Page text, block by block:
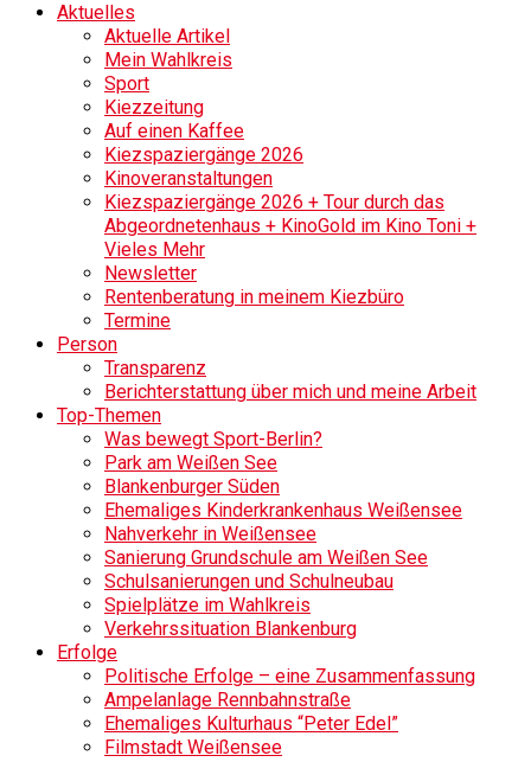
Aktuelles
Aktuelle Artikel
Mein Wahlkreis
Sport
Kiezzeitung
Auf einen Kaffee
Kiezspaziergänge 2026
Kinoveranstaltungen
Kiezspaziergänge 2026 + Tour durch das
Abgeordnetenhaus + KinoGold im Kino Toni +
Vieles Mehr
Newsletter
Rentenberatung in meinem Kiezbüro
Termine
Person
Transparenz
Berichterstattung über mich und meine Arbeit
Top-Themen
Was bewegt Sport-Berlin?
Park am Weißen See
Blankenburger Süden
Ehemaliges Kinderkrankenhaus Weißensee
Nahverkehr in Weißensee
Sanierung Grundschule am Weißen See
Schulsanierungen und Schulneubau
Spielplätze im Wahlkreis
Verkehrssituation Blankenburg
Erfolge
Politische Erfolge – eine Zusammenfassung
Ampelanlage Rennbahnstraße
Ehemaliges Kulturhaus “Peter Edel”
Filmstadt Weißensee